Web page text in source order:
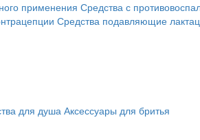
применения Средства с
Средства подавляющие
для душа Аксессуары для бритья